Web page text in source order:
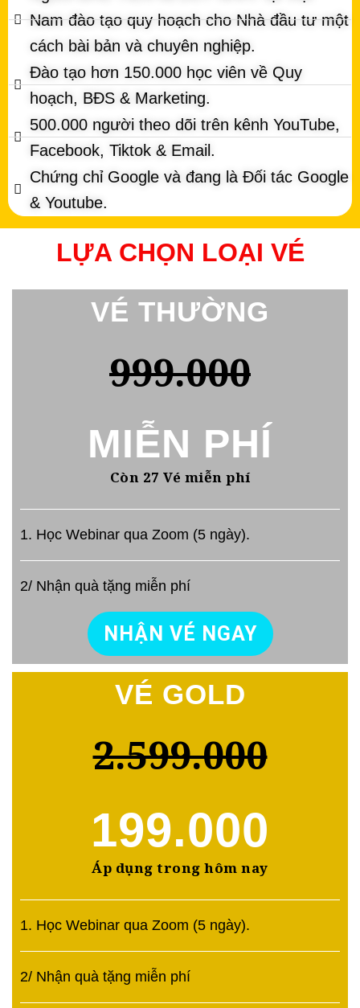
Nam đào tạo quy hoạch cho Nhà đầu tư một
cách bài bản và chuyên nghiệp.
Đào tạo hơn 150.000 học viên về Quy
hoạch, BĐS & Marketing.
500.000 người theo dõi trên kênh YouTube,
Facebook, Tiktok & Email.
Chứng chỉ Google và đang là Đối tác Google
& Youtube.
LỰA CHỌN LOẠI VÉ
VÉ THƯỜNG
999.000
MIỄN PHÍ
Còn 27 Vé miễn phí
1. Học Webinar qua Zoom (5 ngày).
2/ Nhận quà tặng miễn phí
NHẬN VÉ NGAY
VÉ GOLD
2.599.000
199.000
Áp dụng trong hôm nay
1. Học Webinar qua Zoom (5 ngày).
2/ Nhận quà tặng miễn phí